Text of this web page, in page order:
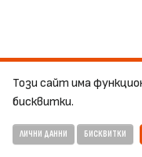
Този сайт има
бисквитки.
ЛИЧНИ ДАННИ БИСКВИТКИ